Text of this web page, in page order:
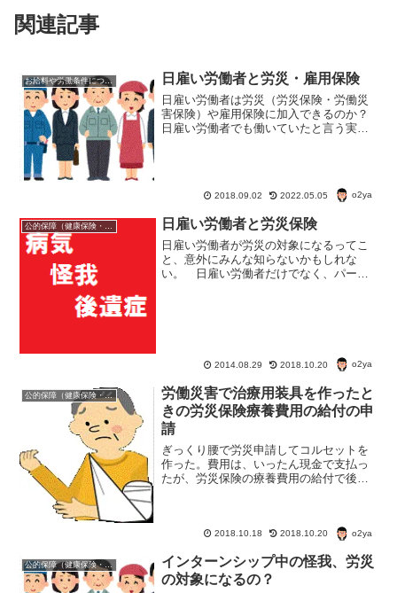
関連記事
お給料や労働条件について知ろう 日雇い労働者と労災・雇用保険
日雇い労働者は労災（労災保険・労働災
害保険）や雇用保険に加入できるのか？
日雇い労働者でも働いていたと言う実態
2018.09.02 2022.05.05 o2ya
日雇い労働者と労災保険
日雇い労働者が労災の対象になるってこ
と、意外にみんな知らないかもしれな
い。 日雇い労働者だけでなく、パート
2014.08.29 2018.10.20 o2ya
公的保障（健康保険・年金・雇用保険・生活保護・災害時の補償）
労働災害で治療用装具を作ったと
きの労災保険療養費用の給付の申
請
ぎっくり腰で労災申請してコルセットを
作った。費用は、いったん現金で支払っ
たが、労災保険の療養費用の給付で後日
2018.10.18 2018.10.20 o2ya
公的保障（健康保険・年金・雇用保険・生活保護・災害時の補償）
インターンシップ中の怪我、労災
の対象になるの？